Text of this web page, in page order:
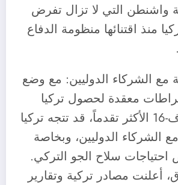
واشنطن التي لا تزال تفرض
منذ اقتنائها منظومة الدفاع
مع الشركاء الدوليين: مع وضع
معقدة لحصول تركيا
على طائرات إف-16 الأكثر تقدماً، قد تتجه تركيا
الشركاء الدوليين، وبخاصة
احتياجات سلاح الجو التركي.
أعلنت مصادر تركية وتقارير